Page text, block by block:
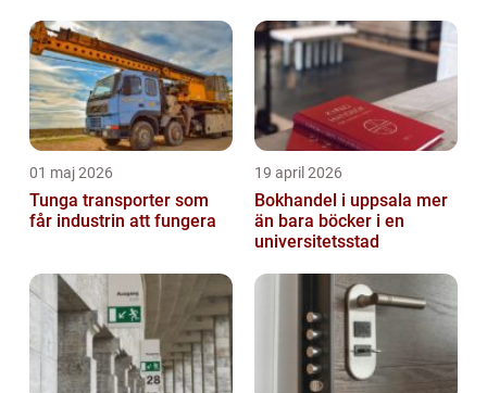
01 maj 2026
Tunga transporter som
får industrin att fungera
19 april 2026
Bokhandel i uppsala mer
än bara böcker i en
universitetsstad